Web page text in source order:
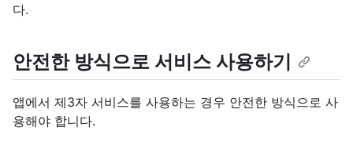
다.
안전한 방식으로 서비스 사용하기
앱에서 제3자 서비스를 사용하는 경우 안전한 방식으로 사
용해야 합니다.